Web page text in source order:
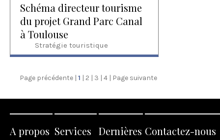
Schéma directeur tourisme
du projet Grand Parc Canal
à Toulouse
Stratégie touristique
Page précédente 1 2 3 4 Page suivante
A propos Services Dernières Contactez-nous